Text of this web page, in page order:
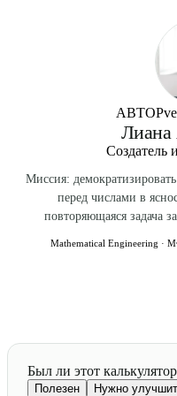
Хранение можно вести в
равнозначности (ФЗ-377).
АВТОР
Лиана
Создатель
Миссия:
перед числами в
повторяющаяся задача
Mathematical Engineering ·
Был ли этот
Полезен Нужно